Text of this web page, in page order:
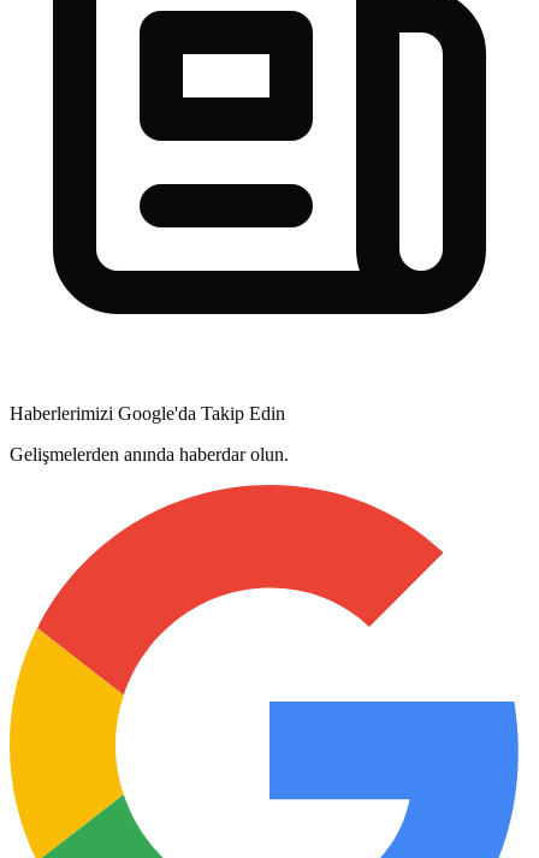
Haberlerimizi Google'da Takip Edin
Gelişmelerden anında haberdar olun.